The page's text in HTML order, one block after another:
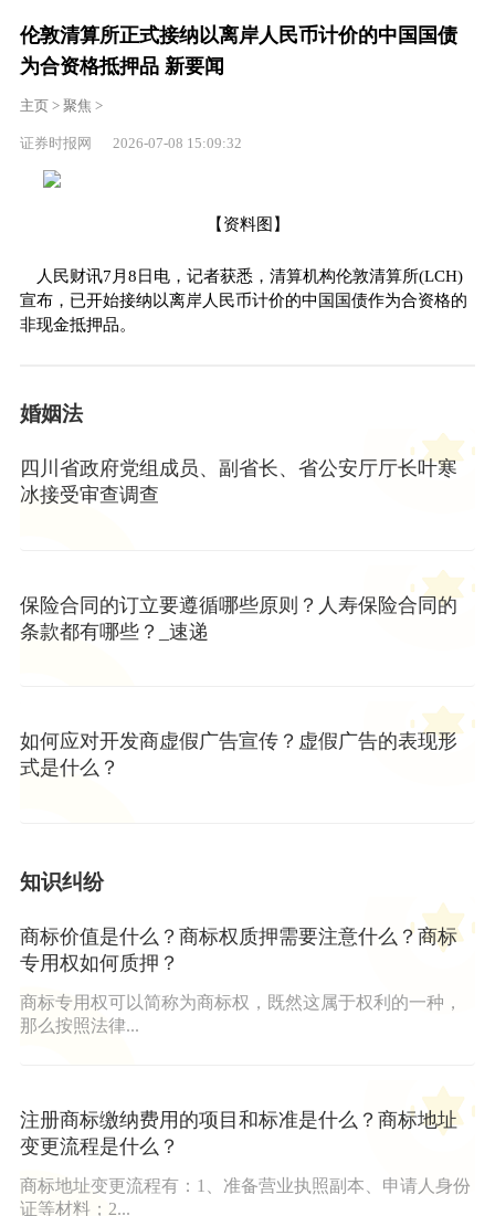
伦敦清算所正式接纳以离岸人民币计价的中国国债
为合资格抵押品 新要闻
主页> 聚焦 >
证券时报网 2026-07-08 15:09:32
【资料图】
人民财讯7月8日电，记者获悉，清算机构伦敦清算所(LCH)
宣布，已开始接纳以离岸人民币计价的中国国债作为合资格的
非现金抵押品。
婚姻法
四川省政府党组成员、副省长、省公安厅厅长叶寒
冰接受审查调查
保险合同的订立要遵循哪些原则？人寿保险合同的
条款都有哪些？_速递
如何应对开发商虚假广告宣传？虚假广告的表现形
式是什么？
知识纠纷
商标价值是什么？商标权质押需要注意什么？商标
专用权如何质押？
商标专用权可以简称为商标权，既然这属于权利的一种，
那么按照法律...
注册商标缴纳费用的项目和标准是什么？商标地址
变更流程是什么？
商标地址变更流程有：1、准备营业执照副本、申请人身份
证等材料；2...